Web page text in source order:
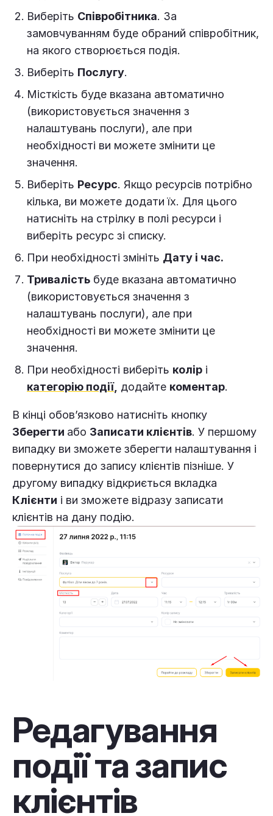
Виберіть Співробітника. За
замовчуванням буде обраний співробітник,
на якого створюється подія.
Виберіть Послугу.
Місткість буде вказана автоматично
(використовується значення з
налаштувань послуги), але при
необхідності ви можете змінити це
значення.
Виберіть Ресурс. Якщо ресурсів потрібно
кілька, ви можете додати їх. Для цього
натисніть на стрілку в полі ресурси і
виберіть ресурс зі списку.
При необхідності змініть Дату і час.
Тривалість буде вказана автоматично
(використовується значення з
налаштувань послуги), але при
необхідності ви можете змінити це
значення.
При необхідності виберіть колір і
категорію події, додайте коментар.
В кінці обов’язково натисніть кнопку
Зберегти або Записати клієнтів. У першому
випадку ви зможете зберегти налаштування і
повернутися до запису клієнтів пізніше. У
другому випадку відкриється вкладка
Клієнти і ви зможете відразу записати
клієнтів на дану подію.
Редагування
події та запис
клієнтів